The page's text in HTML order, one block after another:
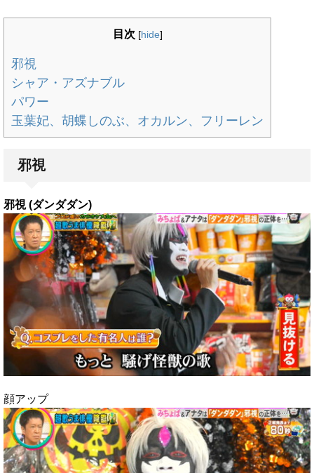
目次 [hide]
邪視
シャア・アズナブル
パワー
玉葉妃、胡蝶しのぶ、オカルン、フリーレン
邪視
邪視 (ダンダダン)
顔アップ